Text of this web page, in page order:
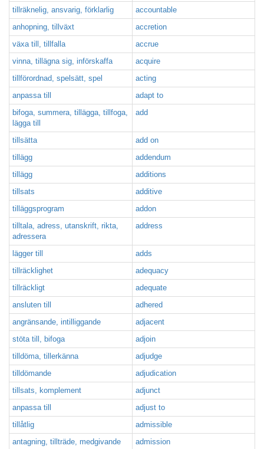
tillräknelig, ansvarig, förklarlig
accountable
anhopning, tillväxt
accretion
växa till, tillfalla
accrue
vinna, tillägna sig, införskaffa
acquire
tillförordnad, spelsätt, spel
acting
anpassa till
adapt to
bifoga, summera, tillägga, tillfoga,
lägga till
add
tillsätta
add on
tillägg
addendum
tillägg
additions
tillsats
additive
tilläggsprogram
addon
tilltala, adress, utanskrift, rikta,
adressera
address
lägger till
adds
tillräcklighet
adequacy
tillräckligt
adequate
ansluten till
adhered
angränsande, intilliggande
adjacent
stöta till, bifoga
adjoin
tilldöma, tillerkänna
adjudge
tilldömande
adjudication
tillsats, komplement
adjunct
anpassa till
adjust to
tillåtlig
admissible
antagning, tillträde, medgivande
admission